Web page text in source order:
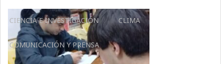
CIENCIA E INVESTIGACIÓN CLIMA
COMUNICACIÓN Y PRENSA